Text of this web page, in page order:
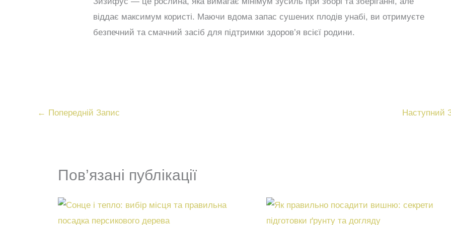
віддає максимум користі. Маючи вдома запас сушених плодів унабі, ви отримуєте
безпечний та смачний засіб для підтримки здоров’я всієї родини.
← Попередній Запис Наступний
Пов’язані публікації